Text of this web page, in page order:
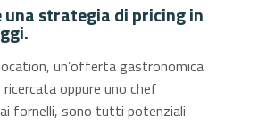
strategia di pricing in
un’offerta gastronomica
ricercata oppure uno chef
fornelli, sono tutti potenziali